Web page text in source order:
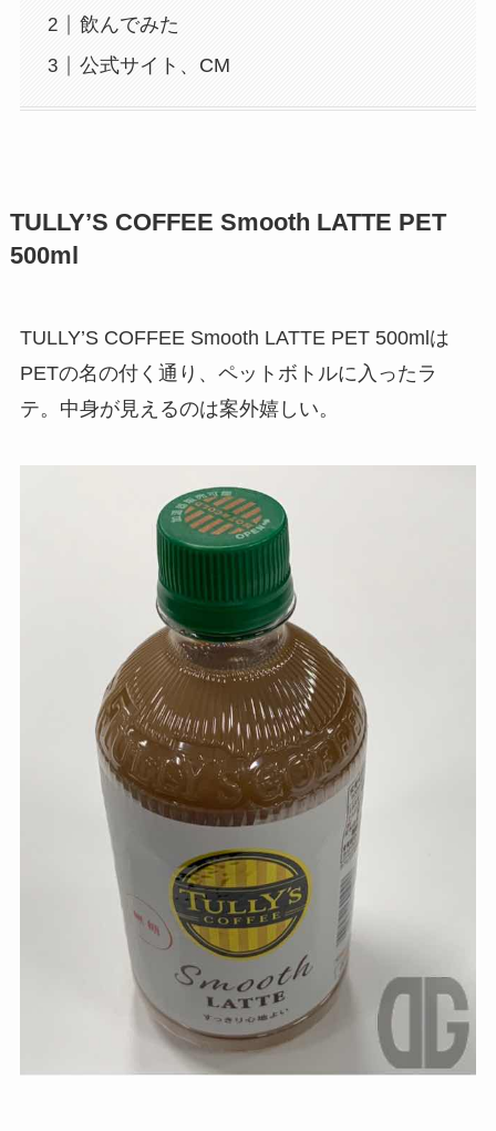
飲んでみた
公式サイト、CM
TULLY’S COFFEE Smooth LATTE PET
500ml
TULLY’S COFFEE Smooth LATTE PET 500mlは
PETの名の付く通り、ペットボトルに入ったラ
テ。中身が見えるのは案外嬉しい。